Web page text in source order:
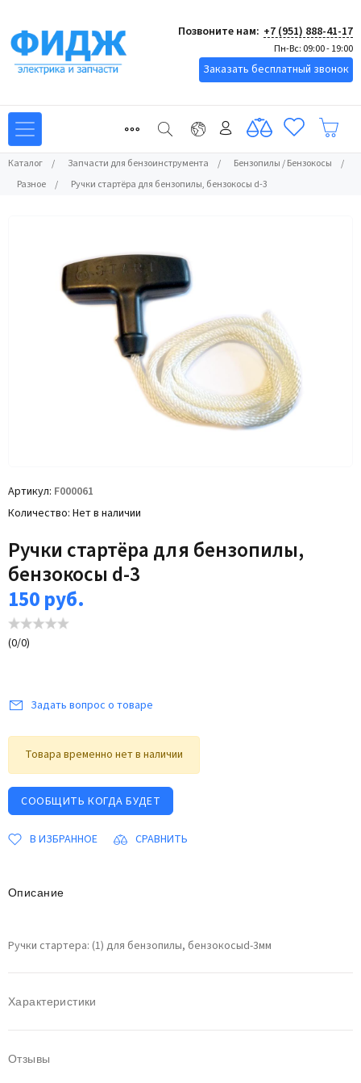
Позвоните нам: +7 (951) 888-41-17
Пн-Вс: 09:00 - 19:00
Заказать бесплатный звонок
Каталог / Запчасти для бензоинструмента / Бензопилы / Бензокосы
/
Разное
/ Ручки стартёра для бензопилы, бензокосы d-3
Артикул F000061
Количество Нет в наличии
Ручки стартёра для бензопилы,
бензокосы d-3
150руб.
(0/0)
Задать вопрос о товаре
Товара временно нет в наличии
СООБЩИТЬ КОГДА БУДЕТ
В ИЗБРАННОЕ СРАВНИТЬ
Описание
Ручки стартера: (1) для бензопилы, бензокосыd-3мм
Характеристики
Отзывы